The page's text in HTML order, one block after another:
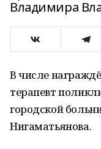
Владимира
В числе
терапевт
городской
Нигаматьянова.